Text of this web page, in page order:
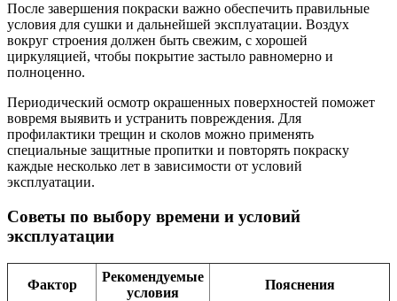
После завершения покраски важно обеспечить правильные
условия для сушки и дальнейшей эксплуатации. Воздух
вокруг строения должен быть свежим, с хорошей
циркуляцией, чтобы покрытие застыло равномерно и
полноценно.
Периодический осмотр окрашенных поверхностей поможет
вовремя выявить и устранить повреждения. Для
профилактики трещин и сколов можно применять
специальные защитные пропитки и повторять покраску
каждые несколько лет в зависимости от условий
эксплуатации.
Советы по выбору времени и условий
эксплуатации
Фактор
Рекомендуемые
условия
Пояснения